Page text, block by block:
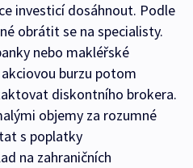
investicí dosáhnout. Podle
obrátit se na specialisty.
nebo makléřské
burzu potom
diskontního brokera.
objemy za rozumné
s poplatky
na zahraničních